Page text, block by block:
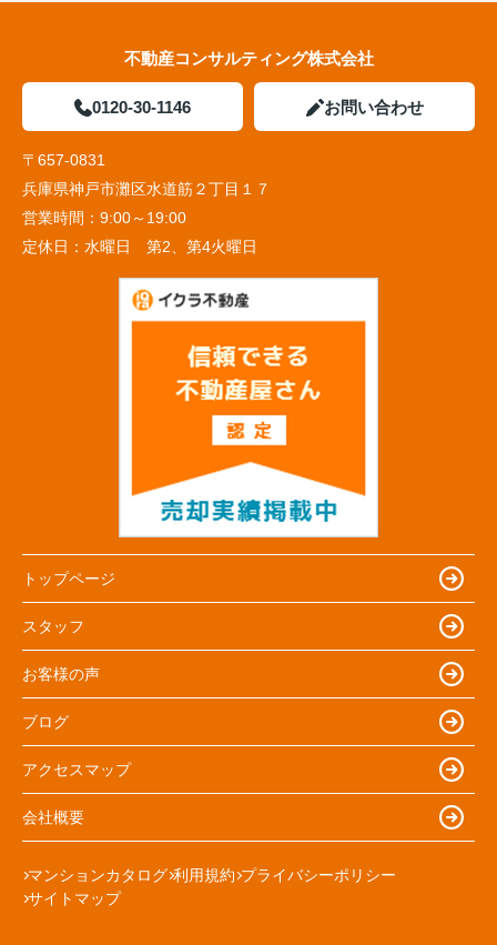
不動産コンサルティング株式会社
0120-30-1146 お問い合わせ
〒657-0831
兵庫県神戸市灘区水道筋２丁目１７
営業時間： 9:00～19:00
定休日： 水曜日 第2、第4火曜日
トップページ
スタッフ
お客様の声
ブログ
アクセスマップ
会社概要
マンションカタログ 利用規約 プライバシーポリシー
サイトマップ